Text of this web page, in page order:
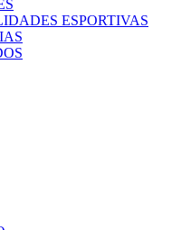
ESPORTIVAS